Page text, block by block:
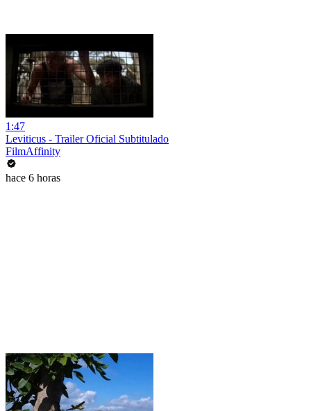
1:47
Leviticus - Trailer Oficial Subtitulado
FilmAffinity
hace 6 horas